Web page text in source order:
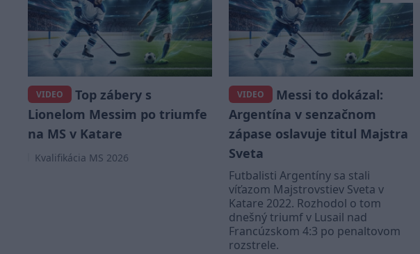
VIDEO
Top zábery s
Lionelom Messim po triumfe
na MS v Katare
Kvalifikácia MS 2026
VIDEO
Messi to dokázal:
Argentína v senzačnom
zápase oslavuje titul Majstra
Sveta
Futbalisti Argentíny sa stali
víťazom Majstrovstiev Sveta v
Katare 2022. Rozhodol o tom
dnešný triumf v Lusail nad
Francúzskom 4:3 po penaltovom
rozstrele.